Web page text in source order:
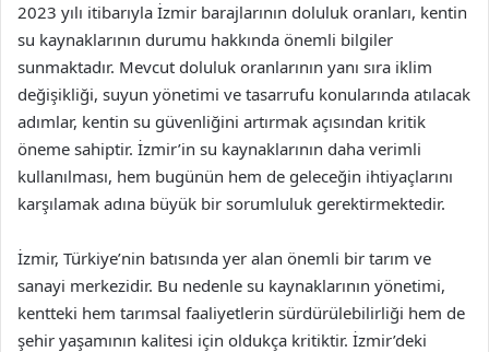
2023 yılı itibarıyla İzmir barajlarının doluluk oranları, kentin
su kaynaklarının durumu hakkında önemli bilgiler
sunmaktadır. Mevcut doluluk oranlarının yanı sıra iklim
değişikliği, suyun yönetimi ve tasarrufu konularında atılacak
adımlar, kentin su güvenliğini artırmak açısından kritik
öneme sahiptir. İzmir’in su kaynaklarının daha verimli
kullanılması, hem bugünün hem de geleceğin ihtiyaçlarını
karşılamak adına büyük bir sorumluluk gerektirmektedir.
İzmir, Türkiye’nin batısında yer alan önemli bir tarım ve
sanayi merkezidir. Bu nedenle su kaynaklarının yönetimi,
kentteki hem tarımsal faaliyetlerin sürdürülebilirliği hem de
şehir yaşamının kalitesi için oldukça kritiktir. İzmir’deki